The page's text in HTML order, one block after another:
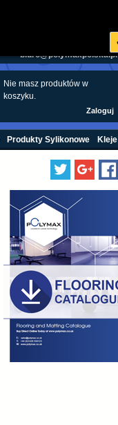
biuro@polymaxpolska.pl
Nie masz produktów w
koszyku.
Zaloguj
Produkty Sylikonowe Kleje